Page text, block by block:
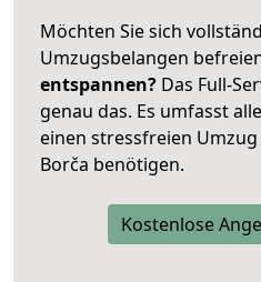
Möchten Sie sich
Umzugsbelangen
entspannen? Das Full-
genau das. Es umfasst
einen stressfreien
Borča benötigen.
Kostenlose